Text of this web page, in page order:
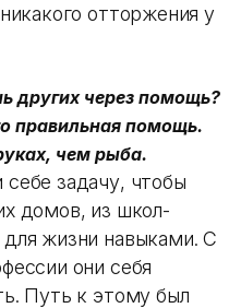
отторжения у
других через помощь?
правильная помощь.
чем рыба.​​​
задачу, чтобы
домов, из школ-
жизни навыками. С
они себя
Путь к этому был